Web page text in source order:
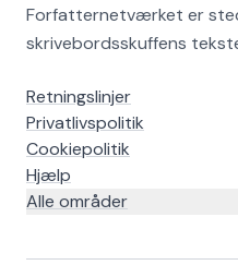
Forfatternetværket er
skrivebordsskuffens
Retningslinjer
Privatlivspolitik
Cookiepolitik
Hjælp
Alle områder